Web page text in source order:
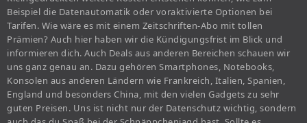
Beispiel die Datenautomatik oder voraktivierte Optionen bei
Tarifen. Wie wäre es mit einem Zeitschriften-Abo mit tollen
Prämien? Auch hier haben wir die Kündigungsfrist im Blick und
informieren dich. Auch Deals aus anderen Bereichen schauen wir
uns ganz genau an. Dazu gehören Smartphones, Notebooks,
Konsolen aus anderen Ländern wie Frankreich, Italien, Spanien,
England und besonders China, mit den vielen Gadgets zu sehr
guten Preisen. Uns ist nicht nur der Datenschutz wichtig, sondern